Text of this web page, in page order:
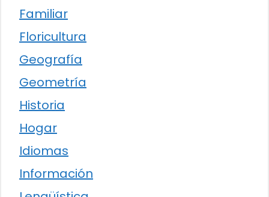
Familiar
Floricultura
Geografía
Geometría
Historia
Hogar
Idiomas
Información